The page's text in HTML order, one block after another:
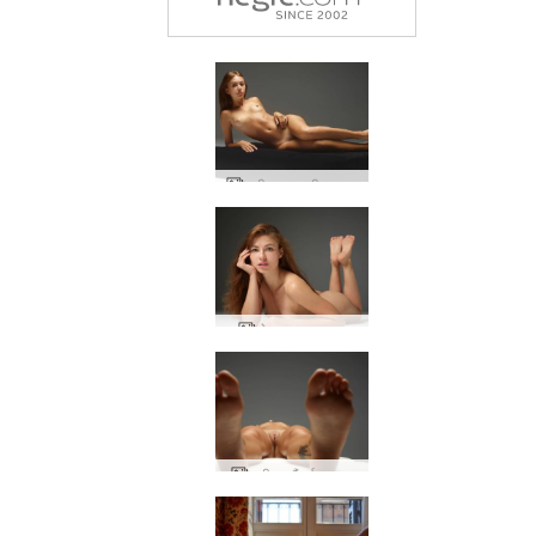
करीना स्मारकीय जुराब
जेना कामुक जुराब
करीना सौंदर्य उजागर